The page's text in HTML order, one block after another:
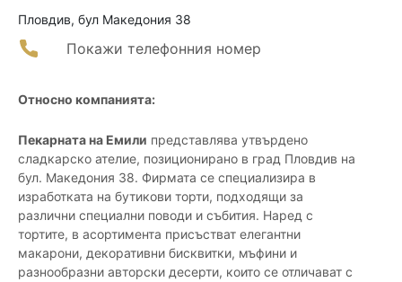
Пловдив, бул Македония 38
Покажи телефонния номер
Относно компанията:
Пекарната на Емили представлява утвърдено
сладкарско ателие, позиционирано в град Пловдив на
бул. Македония 38. Фирмата се специализира в
изработката на бутикови торти, подходящи за
различни специални поводи и събития. Наред с
тортите, в асортимента присъстват елегантни
макарони, декоративни бисквитки, мъфини и
разнообразни авторски десерти, които се отличават с